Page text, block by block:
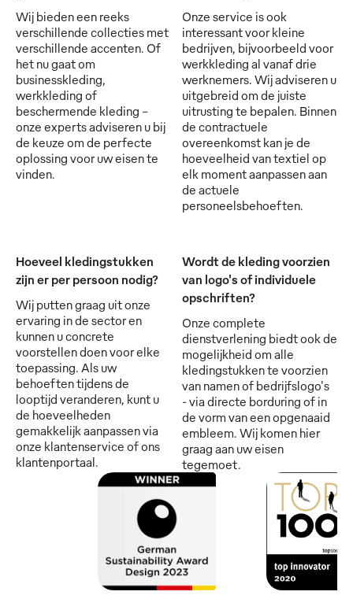
Wij bieden een reeks
verschillende collecties met
verschillende accenten. Of
het nu gaat om
businesskleding,
werkkleding of
beschermende kleding -
onze experts adviseren u bij
de keuze om de perfecte
oplossing voor uw eisen te
vinden.
Onze service is ook
interessant voor kleine
bedrijven, bijvoorbeeld voor
werkkleding al vanaf drie
werknemers. Wij adviseren u
uitgebreid om de juiste
uitrusting te bepalen. Binnen
de contractuele
overeenkomst kan je de
hoeveelheid van textiel op
elk moment aanpassen aan
de actuele
personeelsbehoeften.
Hoeveel kledingstukken
zijn er per persoon nodig?
Wij putten graag uit onze
ervaring in de sector en
kunnen u concrete
voorstellen doen voor elke
toepassing. Als uw
behoeften tijdens de
looptijd veranderen, kunt u
de hoeveelheden
gemakkelijk aanpassen via
onze klantenservice of ons
klantenportaal.
Wordt de kleding voorzien
van logo's of individuele
opschriften?
Onze complete
dienstverlening biedt ook de
mogelijkheid om alle
kledingstukken te voorzien
van namen of bedrijfslogo's
- via directe borduring of in
de vorm van een opgenaaid
embleem. Wij komen hier
graag aan uw eisen
tegemoet.